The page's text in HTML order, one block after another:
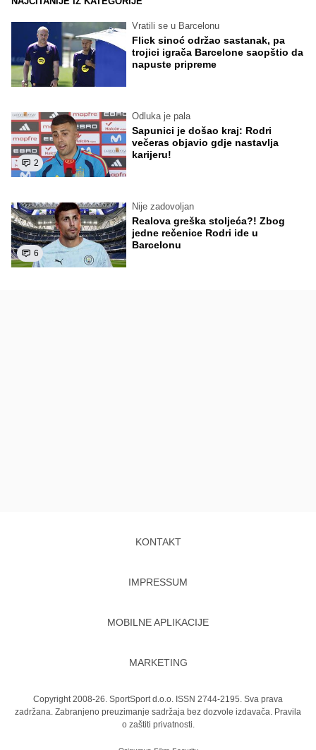
Vratili se u Barcelonu
Flick sinoć održao sastanak, pa
trojici igrača Barcelone saopštio da
napuste pripreme
2
Odluka je pala
Sapunici je došao kraj: Rodri
večeras objavio gdje nastavlja
karijeru!
6
Nije zadovoljan
Realova greška stoljeća?! Zbog
jedne rečenice Rodri ide u
Barcelonu
KONTAKT
IMPRESSUM
MOBILNE APLIKACIJE
MARKETING
Copyright 2008-26. SportSport d.o.o. ISSN 2744-2195. Sva prava
zadržana. Zabranjeno preuzimanje sadržaja bez dozvole izdavača. Pravila
o zaštiti privatnosti.